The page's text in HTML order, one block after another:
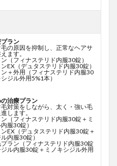
ラン
の原因を抑制し、正常なヘアサ
ます。
ン（フィナステリド内服30錠）
ンEX（デュタステリド内服30錠）
ン＋外用（フィナステリド内服30
ジル外用5%1本）
治療プラン
対策をしながら、太く・強い毛
します。
ン（フィナステリド内服30錠＋ミ
服30錠）
ンEX（デュタステリド内服30錠＋
内服30錠）
プラン（フィナステリド内服30錠
ジル内服30錠＋ミノキシジル外用